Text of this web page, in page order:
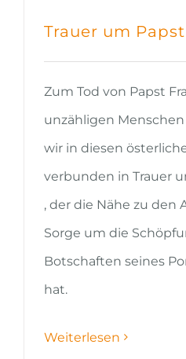
Trauer um
Zum Tod von Papst
unzähligen
wir in diesen
verbunden in Trauer
, der die Nähe zu den
Sorge um die
Botschaften seines
hat.
Weiterlesen